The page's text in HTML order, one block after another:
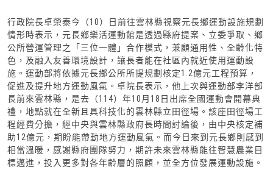
行政院長卓榮泰今（10）日前往雲林縣視察元長鄉運動設施規劃
情形時表示，元長鄉樂活運動館是透過縣府提案、立委爭取、鄉
公所營運管理之「三位一體」合作模式，兼顧通用性、全齡化特
色，及融入友善環境設計，讓長者能在社區內就近使用運動設
施。運動部將依據元長鄉公所所提規劃核定1.2億元工程預算，
促進及提升地方運動風氣。卓院長表示，他上次與運動部李洋部
長前來雲林縣，是去（114）年10月18日出席全國運動會開幕典
禮，地點就在全新且具科技化的雲林縣立田徑場。該座田徑場工
程經費分擔，經中央與雲林縣政府長時間討論後，由中央核定補
助12億元，期盼能帶動地方運動風氣。而今日來到元長鄉則感到
相當溫暖，感謝縣府團隊努力，期許未來雲林縣能往智慧農業目
標邁進，投入更多對各年齡層的照顧，並全方位發展運動設施。